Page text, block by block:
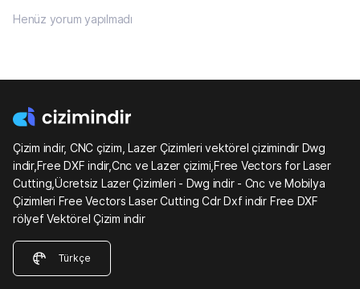
Henüz yorum yapılmadı
Çizim indir, CNC çizim, Lazer Çizimleri vektörel çizimindir Dwg
indir,Free DXF indir,Cnc ve Lazer çizimi,Free Vectors for Laser
Cutting,Ücretsiz Lazer Çizimleri - Dwg indir - Cnc ve Mobilya
Çizimleri Free Vectors Laser Cutting Cdr Dxf indir Free DXF
rölyef Vektörel Çizim indir
Türkçe